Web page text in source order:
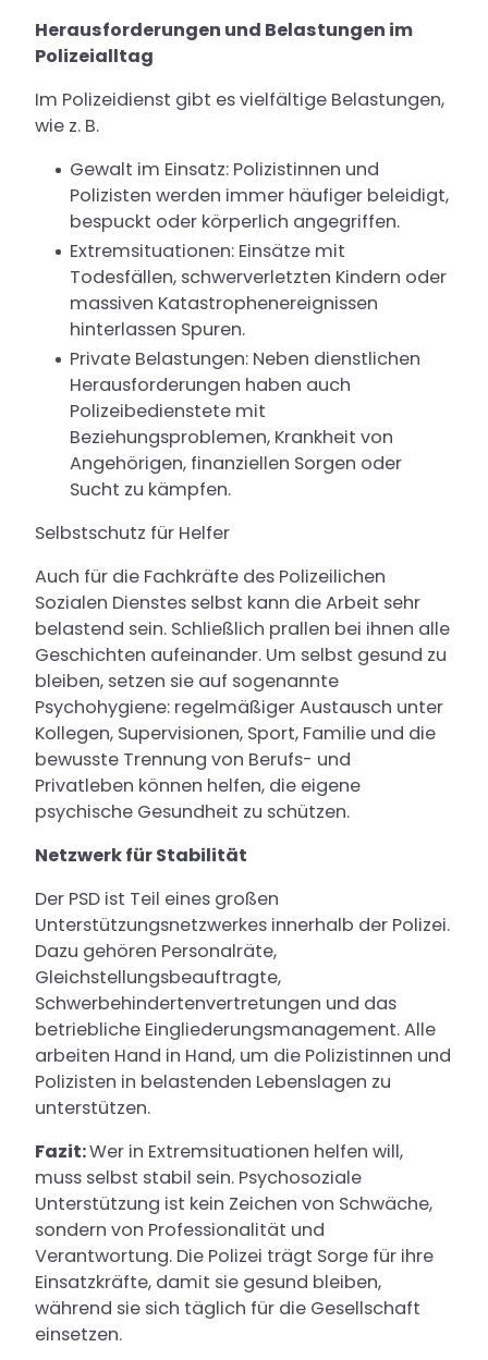
Herausforderungen und Belastungen im
Polizeialltag
Im Polizeidienst gibt es vielfältige Belastungen,
wie z. B.
Gewalt im Einsatz: Polizistinnen und
Polizisten werden immer häufiger beleidigt,
bespuckt oder körperlich angegriffen.
Extremsituationen: Einsätze mit
Todesfällen, schwerverletzten Kindern oder
massiven Katastrophenereignissen
hinterlassen Spuren.
Private Belastungen: Neben dienstlichen
Herausforderungen haben auch
Polizeibedienstete mit
Beziehungsproblemen, Krankheit von
Angehörigen, finanziellen Sorgen oder
Sucht zu kämpfen.
Selbstschutz für Helfer
Auch für die Fachkräfte des Polizeilichen
Sozialen Dienstes selbst kann die Arbeit sehr
belastend sein. Schließlich prallen bei ihnen alle
Geschichten aufeinander. Um selbst gesund zu
bleiben, setzen sie auf sogenannte
Psychohygiene: regelmäßiger Austausch unter
Kollegen, Supervisionen, Sport, Familie und die
bewusste Trennung von Berufs- und
Privatleben können helfen, die eigene
psychische Gesundheit zu schützen.
Netzwerk für Stabilität
Der PSD ist Teil eines großen
Unterstützungsnetzwerkes innerhalb der Polizei.
Dazu gehören Personalräte,
Gleichstellungsbeauftragte,
Schwerbehindertenvertretungen und das
betriebliche Eingliederungsmanagement. Alle
arbeiten Hand in Hand, um die Polizistinnen und
Polizisten in belastenden Lebenslagen zu
unterstützen.
Fazit:Wer in Extremsituationen helfen will,
muss selbst stabil sein. Psychosoziale
Unterstützung ist kein Zeichen von Schwäche,
sondern von Professionalität und
Verantwortung. Die Polizei trägt Sorge für ihre
Einsatzkräfte, damit sie gesund bleiben,
während sie sich täglich für die Gesellschaft
einsetzen.